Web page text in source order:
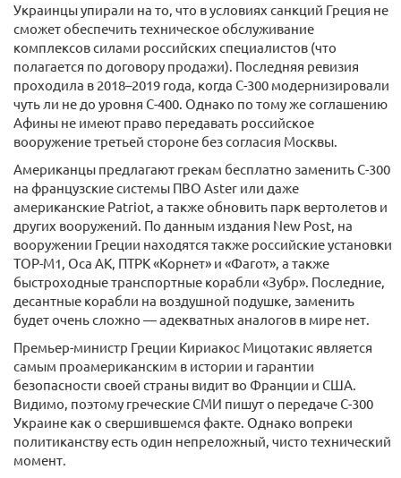
Украинцы упирали на то, что в условиях санкций Греция не
сможет обеспечить техническое обслуживание
комплексов силами российских специалистов (что
полагается по договору продажи). Последняя ревизия
проходила в 2018–2019 года, когда С-300 модернизировали
чуть ли не до уровня С-400. Однако по тому же соглашению
Афины не имеют право передавать российское
вооружение третьей стороне без согласия Москвы.
Американцы предлагают грекам бесплатно заменить С-300
на французские системы ПВО Aster или даже
американские Patriot, а также обновить парк вертолетов и
других вооружений. По данным издания New Post, на
вооружении Греции находятся также российские установки
ТОР-М1, Оса АК, ПТРК «Корнет» и «Фагот», а также
быстроходные транспортные корабли «Зубр». Последние,
десантные корабли на воздушной подушке, заменить
будет очень сложно — адекватных аналогов в мире нет.
Премьер-министр Греции Кириакос Мицотакис является
самым проамериканским в истории и гарантии
безопасности своей страны видит во Франции и США.
Видимо, поэтому греческие СМИ пишут о передаче С-300
Украине как о свершившемся факте. Однако вопреки
политиканству есть один непреложный, чисто технический
момент.